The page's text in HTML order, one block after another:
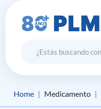
Home Medicamento